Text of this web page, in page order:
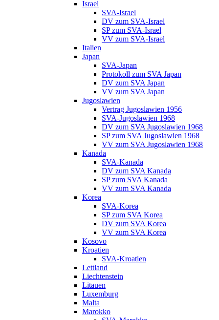
Israel
SVA-Israel
DV zum SVA-Israel
SP zum SVA-Israel
VV zum SVA-Israel
Italien
Japan
SVA-Japan
Protokoll zum SVA Japan
DV zum SVA Japan
VV zum SVA Japan
Jugoslawien
Vertrag Jugoslawien 1956
SVA-Jugoslawien 1968
DV zum SVA Jugoslawien 1968
SP zum SVA Jugoslawien 1968
VV zum SVA Jugoslawien 1968
Kanada
SVA-Kanada
DV zum SVA Kanada
SP zum SVA Kanada
VV zum SVA Kanada
Korea
SVA-Korea
SP zum SVA Korea
DV zum SVA Korea
VV zum SVA Korea
Kosovo
Kroatien
SVA-Kroatien
Lettland
Liechtenstein
Litauen
Luxemburg
Malta
Marokko